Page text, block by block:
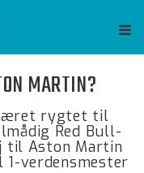
MARTIN?
rygtet til
Red Bull-
til Aston Martin
1-verdensmester